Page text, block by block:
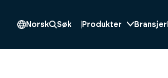
Norsk Søk Produkter Bransjer